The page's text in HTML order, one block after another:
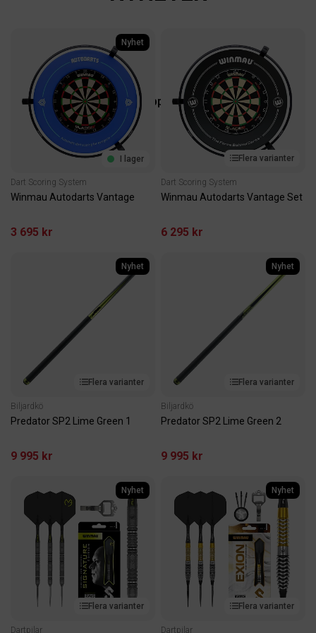
FOOSBALL
Underhållning med familj, vänner eller kollegorna
på kontoret
Shoppa nu
Nyhet
I lager
Dart Scoring System
Winmau Autodarts Vantage
3 695 kr
Flera varianter
Dart Scoring System
Winmau Autodarts Vantage Set
6 295 kr
Nyhet
Flera varianter
Biljardkö
Predator SP2 Lime Green 1
9 995 kr
Nyhet
Flera varianter
Biljardkö
Predator SP2 Lime Green 2
9 995 kr
Nyhet
Flera varianter
Dartpilar
Nyhet
Flera varianter
Dartpilar